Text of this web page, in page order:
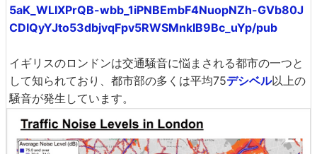
5aK_WLIXPrQB-wbb_1iPNBEmbF4NuopNZh-GVb80J
CDIQyYJto53dbjvqFpv5RWSMnkIB9Bc_uYp/pub
イギリスのロンドンは交通騒音に悩まされる都市の一つと
して知られており、都市部の多くは平均75デシベル以上の
騒音が発生しています。